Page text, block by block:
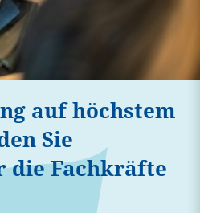
auf höchstem
Sie
Fachkräfte